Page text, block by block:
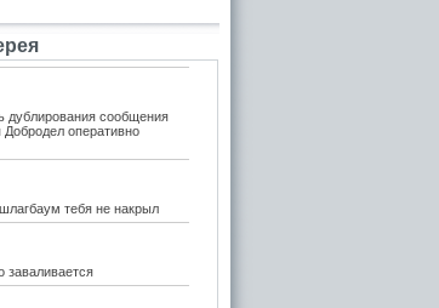
дублирования сообщения
оперативно
тебя не накрыл
заваливается